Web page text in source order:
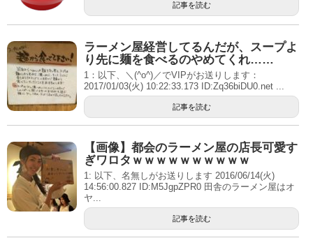
記事を読む
ラーメン屋経営してるんだが、スープよ
り先に麺を食べるのやめてくれ……
1：以下、＼(^o^)／でVIPがお送りします：
2017/01/03(火) 10:22:33.173 ID:Zq36biDU0.net ...
記事を読む
【画像】都会のラーメン屋の店長可愛す
ぎワロタｗｗｗｗｗｗｗｗｗｗ
1: 以下、名無しがお送りします 2016/06/14(火)
14:56:00.827 ID:M5JgpZPR0 田舎のラーメン屋はオ
ヤ...
記事を読む